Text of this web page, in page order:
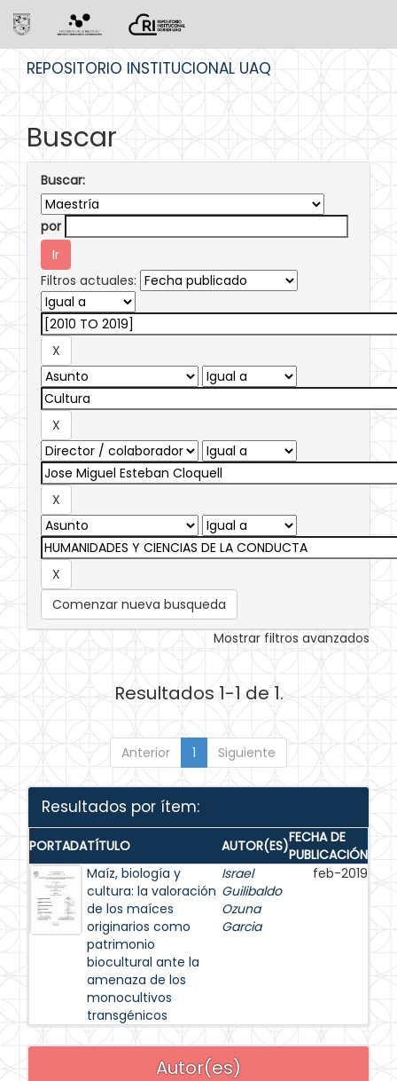
REPOSITORIO INSTITUCIONAL UAQ
Buscar
Buscar:
por
Filtros actuales:
Comenzar nueva busqueda
Mostrar filtros avanzados
Resultados 1-1 de 1.
Anterior 1 Siguiente
Resultados por ítem:
PORTADATÍTULO AUTOR(ES)FECHA DE
PUBLICACIÓN
Maíz, biología y
cultura: la valoración
de los maíces
originarios como
patrimonio
biocultural ante la
amenaza de los
monocultivos
transgénicos
Israel
Guilibaldo
Ozuna
Garcia
feb-2019
Autor(es)